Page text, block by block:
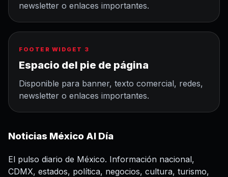
newsletter o enlaces importantes.
FOOTER WIDGET 3
Espacio del pie de página
Disponible para banner, texto comercial, redes,
newsletter o enlaces importantes.
Noticias México Al Día
El pulso diario de México. Información nacional,
CDMX, estados, política, negocios, cultura, turismo,